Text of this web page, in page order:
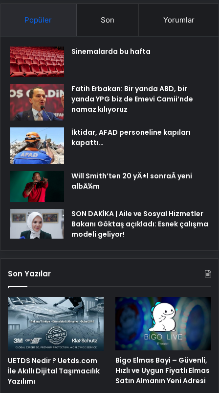
Popüler Son Yorumlar
Sinemalarda bu hafta
Fatih Erbakan: Bir yanda ABD, bir
yanda YPG biz de Emevi Camii’nde
namaz kılıyoruz
İktidar, AFAD personeline kapıları
kapattı…
Will Smith’ten 20 yÄ±l sonraÂ yeni
albÃ¼m
SON DAKİKA | Aile ve Sosyal Hizmetler
Bakanı Göktaş açıkladı: Esnek çalışma
modeli geliyor!
Son Yazılar
UETDS Nedir ? Uetds.com
İle Akıllı Dijital Taşımacılık
Yazılımı
Bigo Elmas Bayi – Güvenli,
Hızlı ve Uygun Fiyatlı Elmas
Satın Almanın Yeni Adresi